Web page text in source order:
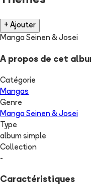
+ Ajouter
Manga Seinen & Josei
A propos de cet
Catégorie
Mangas
Genre
Manga Seinen & Josei
Type
album simple
Collection
-
Caractéristiques